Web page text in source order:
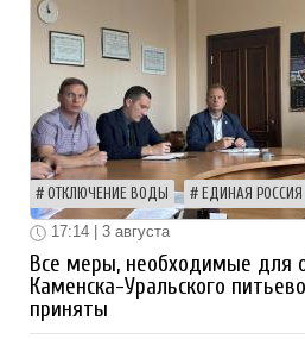
ОТКЛЮЧЕНИЕ ВОДЫ ЕДИНАЯ РОССИЯ
17:14 | 3 августа
Все меры, необходимые для
Каменска-Уральского
приняты